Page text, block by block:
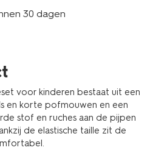
30 dagen
voor kinderen bestaat uit een
en korte pofmouwen en een
stof en ruches aan de pijpen
de elastische taille zit de